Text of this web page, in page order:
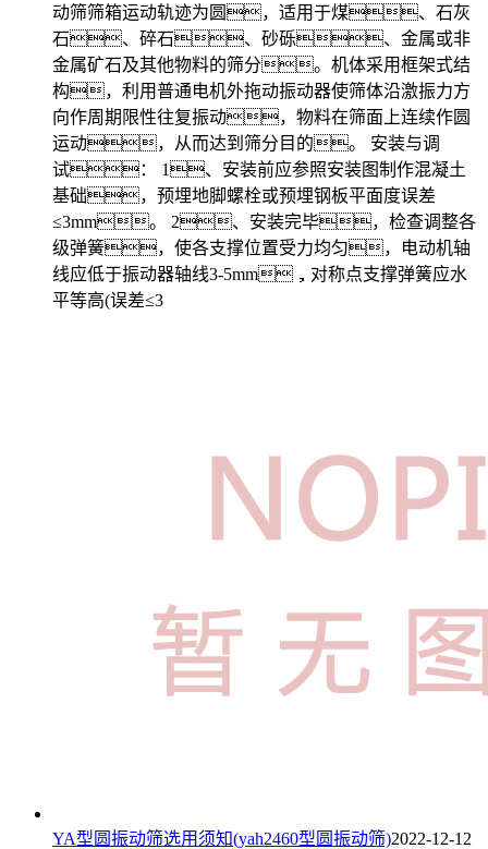
动筛筛箱运动轨迹为圆，适用于煤、石灰
石、碎石、砂砾、金属或非
金属矿石及其他物料的筛分。机体采用框架式结
构，利用普通电机外拖动振动器使筛体沿激振力方
向作周期限性往复振动，物料在筛面上连续作圆
运动，从而达到筛分目的。 安装与调
试： 1、安装前应参照安装图制作混凝土
基础，预埋地脚螺栓或预埋钢板平面度误差
≤3mm。 2、安装完毕，检查调整各
级弹簧，使各支撑位置受力均匀，电动机轴
线应低于振动器轴线3-5mm，对称点支撑弹簧应水
平等高(误差≤3
YA型圆振动筛选用须知(yah2460型圆振动筛)2022-12-12